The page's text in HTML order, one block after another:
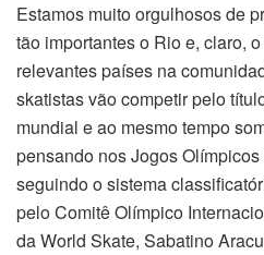
Estamos muito orgulhosos de
tão importantes o Rio e, claro,
relevantes países na
skatistas vão competir pelo
mundial e ao mesmo tempo
pensando nos Jogos
seguindo o sistema
pelo Comitê Olímpico
da World Skate, Sabatino